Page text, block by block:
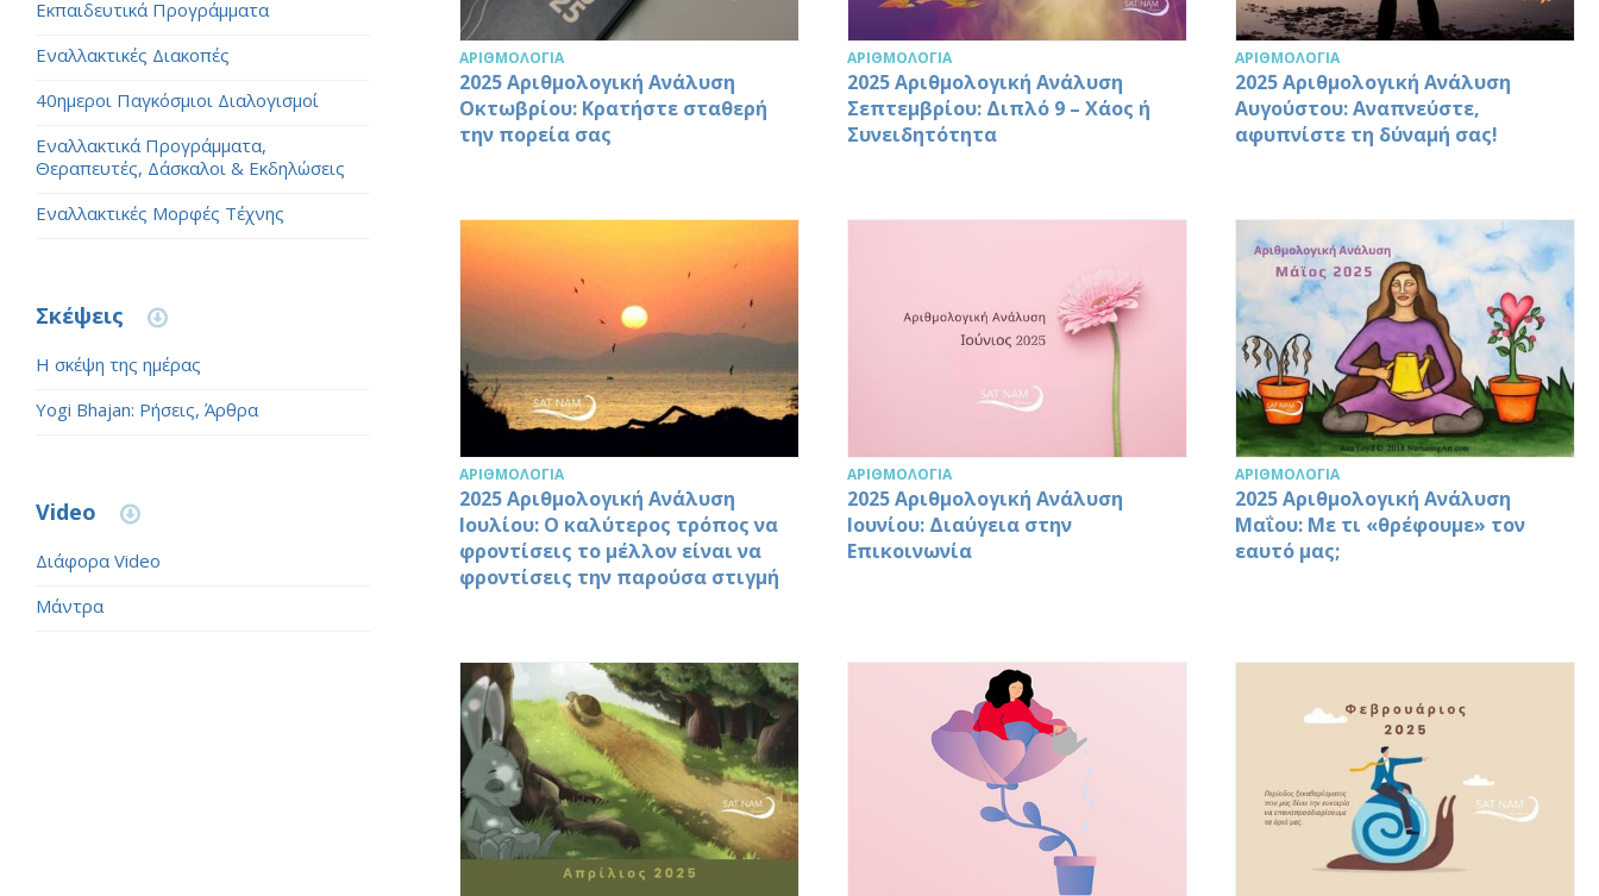
Εκπαιδευτικά Προγράμματα
Εναλλακτικές Διακοπές
40ημεροι Παγκόσμιοι Διαλογισμοί
Εναλλακτικά Προγράμματα,
Θεραπευτές, Δάσκαλοι & Εκδηλώσεις
Εναλλακτικές Μορφές Τέχνης
Σκέψεις
Η σκέψη της ημέρας
Yogi Bhajan: Ρήσεις, Άρθρα
Video
Διάφορα Video
Μάντρα
ΑΡΙΘΜΟΛΟΓΊΑ
2025 Αριθμολογική Ανάλυση
Οκτωβρίου: Κρατήστε σταθερή
την πορεία σας
ΑΡΙΘΜΟΛΟΓΊΑ
2025 Αριθμολογική Ανάλυση
Σεπτεμβρίου: Διπλό 9 – Χάος ή
Συνειδητότητα
ΑΡΙΘΜΟΛΟΓΊΑ
2025 Αριθμολογική Ανάλυση
Αυγούστου: Αναπνεύστε,
αφυπνίστε τη δύναμή σας!
ΑΡΙΘΜΟΛΟΓΊΑ
2025 Αριθμολογική Ανάλυση
Ιουλίου: Ο καλύτερος τρόπος να
φροντίσεις το μέλλον είναι να
φροντίσεις την παρούσα στιγμή
ΑΡΙΘΜΟΛΟΓΊΑ
2025 Αριθμολογική Ανάλυση
Ιουνίου: Διαύγεια στην
Επικοινωνία
ΑΡΙΘΜΟΛΟΓΊΑ
2025 Αριθμολογική Ανάλυση
Μαΐου: Με τι «θρέφουμε» τον
εαυτό μας;